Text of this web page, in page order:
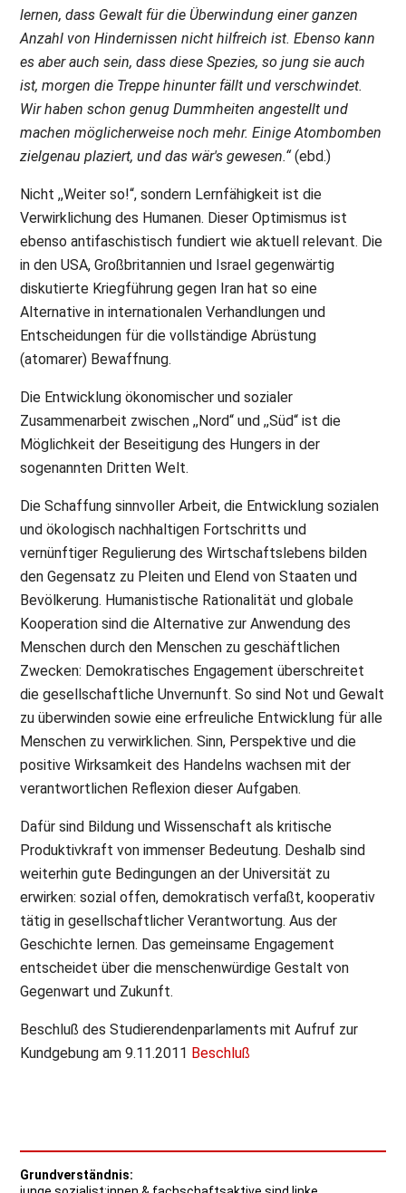
lernen, dass Gewalt für die Überwindung einer ganzen
Anzahl von Hindernissen nicht hilfreich ist. Ebenso kann
es aber auch sein, dass diese Spezies, so jung sie auch
ist, morgen die Treppe hinunter fällt und verschwindet.
Wir haben schon genug Dummheiten angestellt und
machen möglicherweise noch mehr. Einige Atombomben
zielgenau plaziert, und das wär's gewesen.“(ebd.)
Nicht ,,Weiter so!“, sondern Lernfähigkeit ist die
Verwirklichung des Humanen. Dieser Optimismus ist
ebenso antifaschistisch fundiert wie aktuell relevant. Die
in den USA, Großbritannien und Israel gegenwärtig
diskutierte Kriegführung gegen Iran hat so eine
Alternative in internationalen Verhandlungen und
Entscheidungen für die vollständige Abrüstung
(atomarer) Bewaffnung.
Die Entwicklung ökonomischer und sozialer
Zusammenarbeit zwischen ,,Nord“ und ,,Süd“ ist die
Möglichkeit der Beseitigung des Hungers in der
sogenannten Dritten Welt.
Die Schaffung sinnvoller Arbeit, die Entwicklung sozialen
und ökologisch nachhaltigen Fortschritts und
vernünftiger Regulierung des Wirtschaftslebens bilden
den Gegensatz zu Pleiten und Elend von Staaten und
Bevölkerung. Humanistische Rationalität und globale
Kooperation sind die Alternative zur Anwendung des
Menschen durch den Menschen zu geschäftlichen
Zwecken: Demokratisches Engagement überschreitet
die gesellschaftliche Unvernunft. So sind Not und Gewalt
zu überwinden sowie eine erfreuliche Entwicklung für alle
Menschen zu verwirklichen. Sinn, Perspektive und die
positive Wirksamkeit des Handelns wachsen mit der
verantwortlichen Reflexion dieser Aufgaben.
Dafür sind Bildung und Wissenschaft als kritische
Produktivkraft von immenser Bedeutung. Deshalb sind
weiterhin gute Bedingungen an der Universität zu
erwirken: sozial offen, demokratisch verfaßt, kooperativ
tätig in gesellschaftlicher Verantwortung. Aus der
Geschichte lernen. Das gemeinsame Engagement
entscheidet über die menschenwürdige Gestalt von
Gegenwart und Zukunft.
Beschluß des Studierendenparlaments mit Aufruf zur
Kundgebung am 9.11.2011 Beschluß
Grundverständnis: